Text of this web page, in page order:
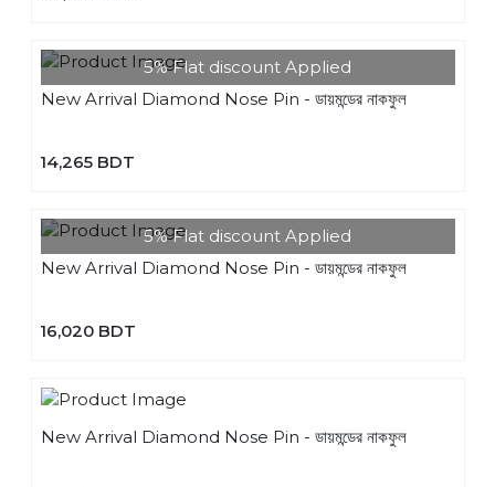
5% Flat discount Applied
New Arrival Diamond Nose Pin - ডায়মন্ডের নাকফুল
14,265 BDT
5% Flat discount Applied
New Arrival Diamond Nose Pin - ডায়মন্ডের নাকফুল
16,020 BDT
New Arrival Diamond Nose Pin - ডায়মন্ডের নাকফুল